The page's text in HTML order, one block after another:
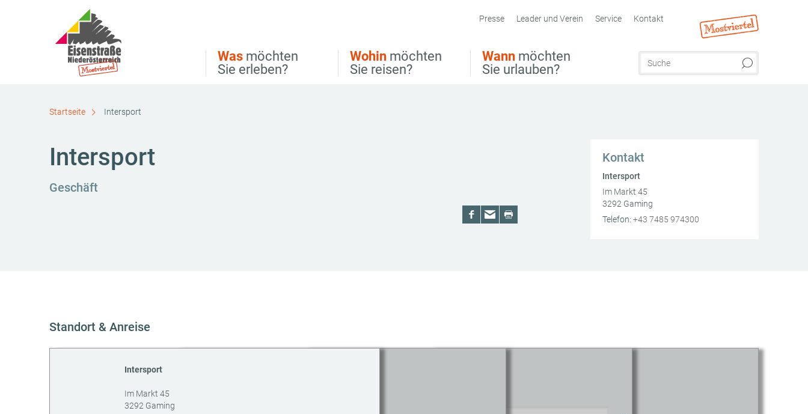
Direkt zur Volltextsuche
Direkt zum Inhalt
Was möchten
Sie erleben?
Wohin möchten
Sie reisen?
Wann möchten
Sie urlauben?
Presse Leader und Verein Service Kontakt
Startseite Intersport
Intersport
Geschäft
Kontakt
Intersport
Im Markt 45
3292 Gaming
AT
Telefon: +43 7485 974300
Standort & Anreise
Intersport
Im Markt 45
3292 Gaming